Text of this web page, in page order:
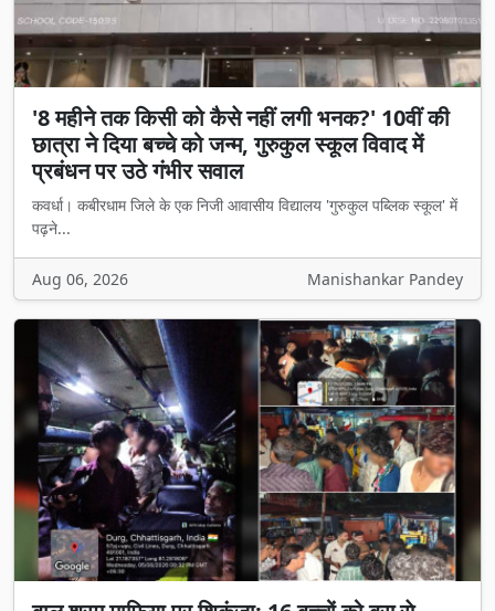
'8 महीने तक किसी को कैसे नहीं लगी भनक?' 10वीं की
छात्रा ने दिया बच्चे को जन्म, गुरुकुल स्कूल विवाद में
प्रबंधन पर उठे गंभीर सवाल
कवर्धा। कबीरधाम जिले के एक निजी आवासीय विद्यालय 'गुरुकुल पब्लिक स्कूल' में
पढ़ने...
Aug 06, 2026 Manishankar Pandey